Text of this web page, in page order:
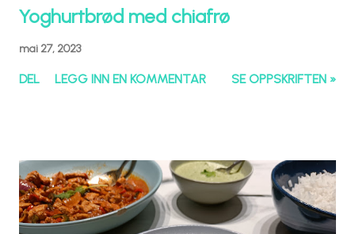
Yoghurtbrød med chiafrø
mai 27, 2023
DEL LEGG INN EN KOMMENTAR SE OPPSKRIFTEN »